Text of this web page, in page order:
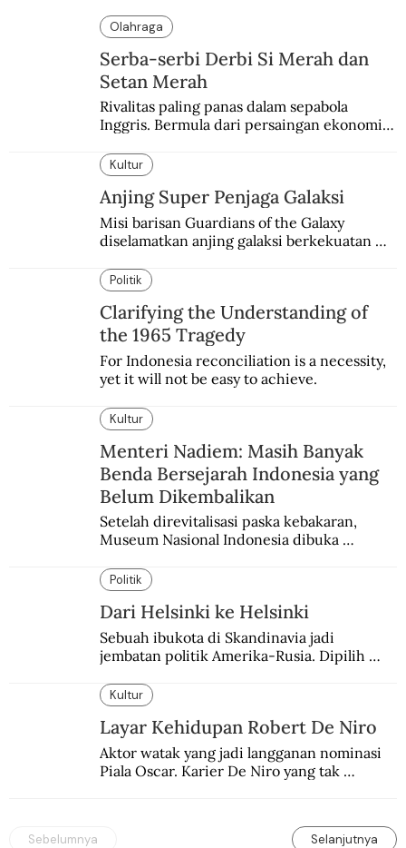
Olahraga
Serba-serbi Derbi Si Merah dan
Setan Merah
Rivalitas paling panas dalam sepabola
Inggris. Bermula dari persaingan ekonomi
Kultur
Anjing Super Penjaga Galaksi
Misi barisan Guardians of the Galaxy
diselamatkan anjing galaksi berkekuatan
si martir antariksa Soviet.
Politik
Clarifying the Understanding of
the 1965 Tragedy
For Indonesia reconciliation is a necessity,
yet it will not be easy to achieve.
Kultur
Menteri Nadiem: Masih Banyak
Benda Bersejarah Indonesia yang
Belum Dikembalikan
Setelah direvitalisasi paska kebakaran,
Museum Nasional Indonesia dibuka
Pameran Repatriasi 2024.
Politik
Dari Helsinki ke Helsinki
Sebuah ibukota di Skandinavia jadi
jembatan politik Amerika-Rusia. Dipilih
Kultur
Layar Kehidupan Robert De Niro
Aktor watak yang jadi langganan nominasi
Piala Oscar. Karier De Niro yang tak
Sebelumnya Selanjutnya